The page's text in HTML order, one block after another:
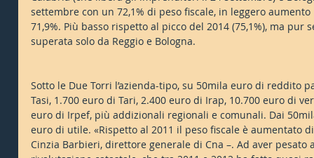
settembre con un 72,1% di peso fiscale, in leggero
71,9%. Più basso rispetto al picco del 2014 (75,1%), ma pur
superata solo da Reggio e Bologna.
Sotto le Due Torri l’azienda-tipo, su 50mila euro di reddito
Tasi, 1.700 euro di Tari, 2.400 euro di Irap, 10.700 euro di
euro di Irpef, più addizionali regionali e comunali. Dai
euro di utile. «Rispetto al 2011 il peso fiscale è aumentato
Cinzia Barbieri, direttore generale di Cna –. Ad aver